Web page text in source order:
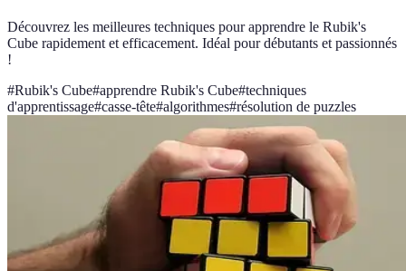
Découvrez les meilleures techniques pour apprendre le Rubik's
Cube rapidement et efficacement. Idéal pour débutants et passionnés
!
#Rubik's Cube#apprendre Rubik's Cube#techniques
d'apprentissage#casse-tête#algorithmes#résolution de puzzles